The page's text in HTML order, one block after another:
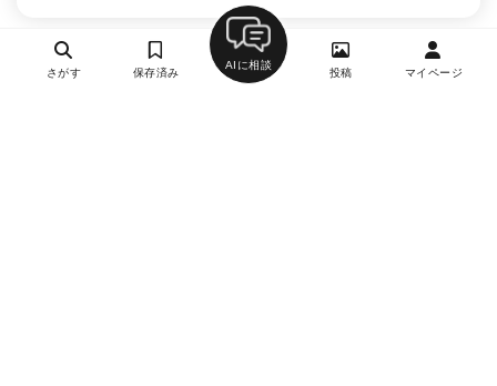
さがす 保存済み
AIに相談
投稿 マイページ